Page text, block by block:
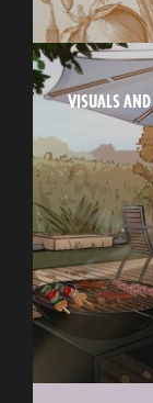
VISUALS